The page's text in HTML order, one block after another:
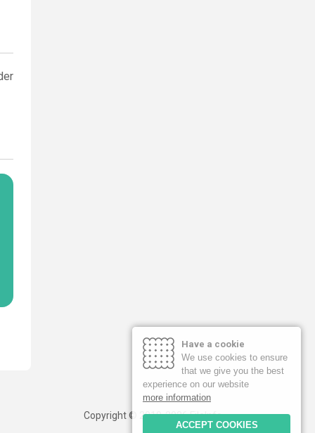
Copyright © 2019-2026 FileInfo
Have a cookie
We use cookies to ensure
that we give you the best
experience on our website
more information
ACCEPT COOKIES